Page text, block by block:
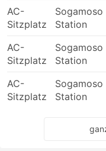
AC-
Sitzplatz
Sogamoso
Station
AC-
Sitzplatz
Sogamoso
Station
AC-
Sitzplatz
Sogamoso
Station